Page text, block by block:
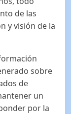
de las
y visión de la
sobre
de
un
por la